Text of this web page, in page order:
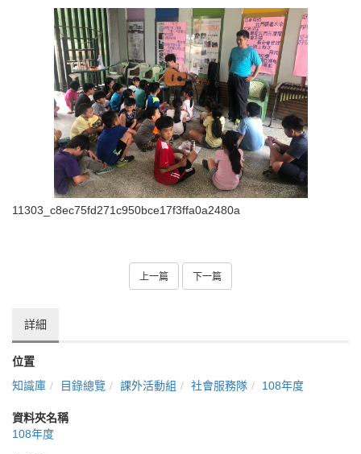
11303_c8ec75fd271c950bce17f3ffa0a2480a
上一篇 下一篇
詳細
位置
知識庫
目錄總覽 課外活動組 社會服務隊 108年度
資料夾名稱
108年度